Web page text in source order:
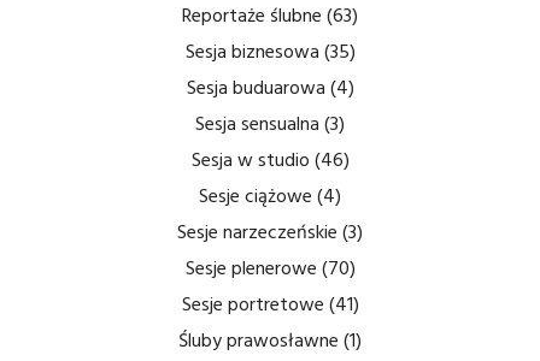
Reportaże ślubne(63)
Sesja biznesowa(35)
Sesja buduarowa(4)
Sesja sensualna(3)
Sesja w studio(46)
Sesje ciążowe(4)
Sesje narzeczeńskie(3)
Sesje plenerowe(70)
Sesje portretowe(41)
Śluby prawosławne(1)